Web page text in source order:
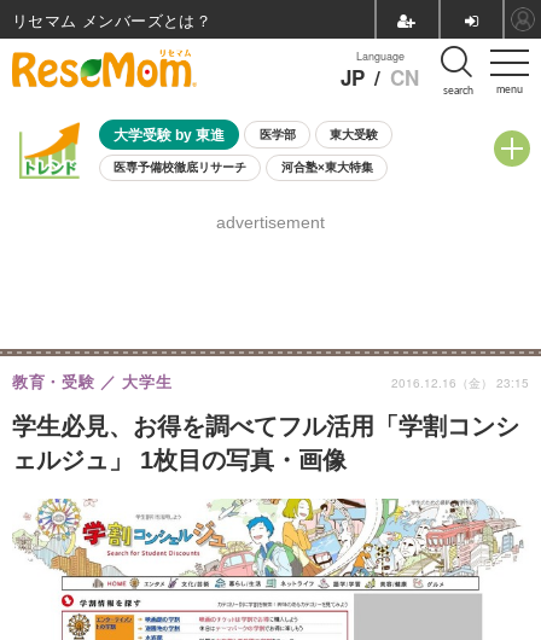
menu
Language
JP / CN search
大学受験 by 東進 医学部 東大受験
医専予備校徹底リサーチ 河合塾×東大特集
8月開催学校説明会・相談会
advertisement
学生必見、お得を調べてフル活用「学割コンシ
ェルジュ」 1枚目の写真・画像
教育・受験 大学生 2016.12.16（金） 23:15
リセマム メンバーズ